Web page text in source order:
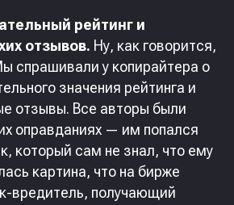
рейтинг и
отзывов. Ну, как говорится,
спрашивали у копирайтера о
значения рейтинга и
отзывы. Все авторы были
оправданиях — им попался
который сам не знал, что ему
картина, что на бирже
вредитель, получающий